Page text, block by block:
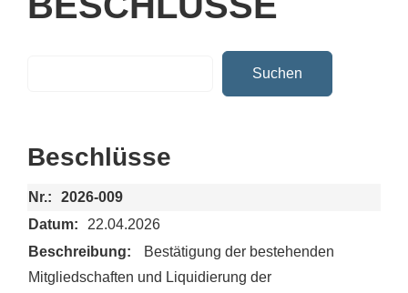
Suchen
Beschlüsse
2026-009
22.04.2026
Bestätigung der bestehenden
Mitgliedschaften und Liquidierung der